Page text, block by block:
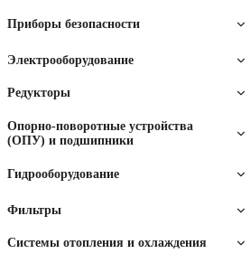
Стекла для автогрейдеров
Стекла для мини-
Крановые кресла-пульты
КОМ Hipomak
КОМ Hydrax
КОМ Bezares
КОМ OMFB
Приборы безопасности
Анемометры
ОНК
ОГМ
ЗОН
Электрооборудование
Блоки БРФ, БРК, БРП,
Токоприемники
Электродвигатели
Редукторы
Цилиндрические
редукторы
Коническо-
цилиндрические редукторы
Опорно-поворотные устройства
(ОПУ) и подшипники
ОПУ башенного крана
ОПУ гусеничного крана
Гидрооборудование
Гидронасосы, гидромоторы
Фильтры
Масляные
Системы отопления и охлаждения